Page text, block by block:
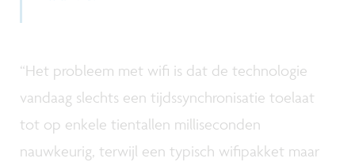
“Het probleem met wifi is dat de technologie
vandaag slechts een tijdssynchronisatie toelaat
tot op enkele tientallen milliseconden
nauwkeurig, terwijl een typisch wifipakket maar